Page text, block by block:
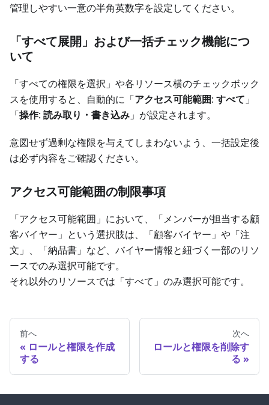
管理しやすい一意の半角英数字を設定してください。
「すべて展開」および一括チェック機能につ
いて
「すべての権限を選択」や各リソース横のチェックボック
スを使用すると、自動的に「アクセス可能範囲: すべて 」
「操作: 読み取り・書き込み 」が設定されます。
意図せず過剰な権限を与えてしまわないよう、一括設定後
は必ず内容をご確認ください。
アクセス可能範囲の制限事項
「アクセス可能範囲」において、「メンバーが担当する顧
客バイヤー」という選択肢は、「顧客バイヤー」や「注
文」、「納品書」など、バイヤー情報と紐づく一部のリソ
ースでのみ選択可能です。
それ以外のリソースでは「すべて」のみ選択可能です。
前へ
ロールと権限を作成
する
次へ
ロールと権限を削除す
る